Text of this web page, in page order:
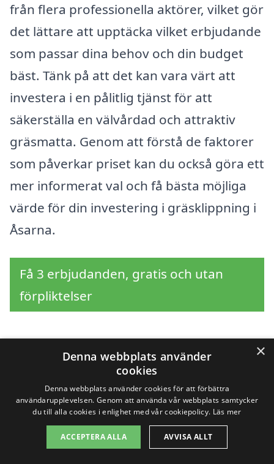
från flera professionella aktörer, vilket gör
det lättare att upptäcka vilket erbjudande
som passar dina behov och din budget
bäst. Tänk på att det kan vara värt att
investera i en pålitlig tjänst för att
säkerställa en välvårdad och attraktiv
gräsmatta. Genom att förstå de faktorer
som påverkar priset kan du också göra ett
mer informerat val och få bästa möjliga
värde för din investering i gräsklippning i
Åsarna.
Få 3 erbjudanden, gratis och utan
förpliktelser
Sök efter en
professionell för
gräsklippning i andra
städer nära Åsarna
×
Denna webbplats använder
cookies
Denna webbplats använder cookies för att förbättra
användarupplevelsen. Genom att använda vår webbplats samtycker
du till alla cookies i enlighet med vår cookiepolicy. Läs mer
ACCEPTERA ALLA AVVISA ALLT